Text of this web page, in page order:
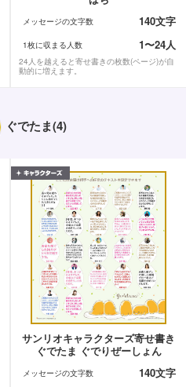
メッセージの文字数 140文字
1枚に収まる人数 1〜24人
24人を越えると寄せ書きの枚数(ページ)が自
動的に増えます。
ぐでたま(4)
サンリオキャラクターズ寄せ書き
ぐでたま ぐでりぜーしょん
メッセージの文字数 140文字